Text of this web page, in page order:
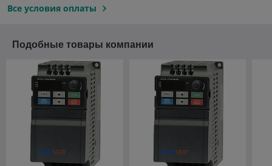
Все условия оплаты
Подобные товары компании